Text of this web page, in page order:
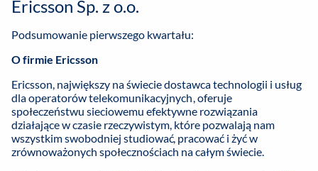
Ericsson Sp. z o.o.
Podsumowanie pierwszego kwartału:
O firmie Ericsson
Ericsson, największy na świecie dostawca technologii i usług
dla operatorów telekomunikacyjnych, oferuje
społeczeństwu sieciowemu efektywne rozwiązania
działające w czasie rzeczywistym, które pozwalają nam
wszystkim swobodniej studiować, pracować i żyć w
zrównoważonych społecznościach na całym świecie.